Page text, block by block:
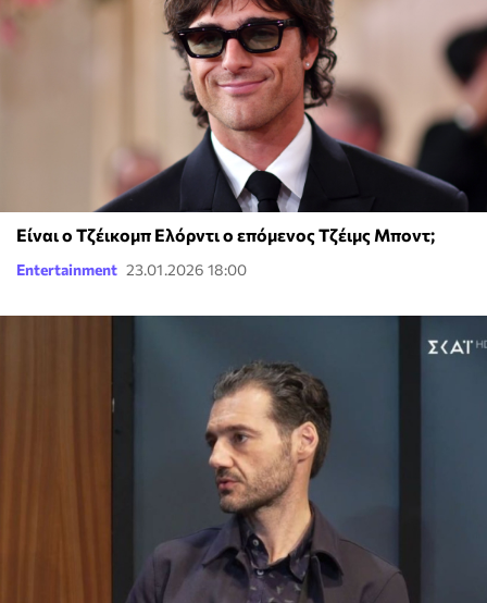
Eίναι ο Τζέικομπ Ελόρντι ο επόμενος Τζέιμς Μποντ;
Entertainment 23.01.2026 18:00